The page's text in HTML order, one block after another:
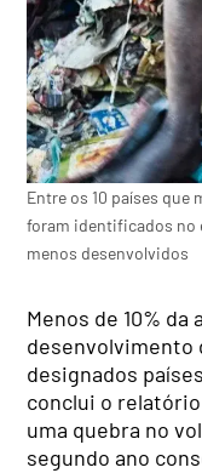
Entre os 10 países que
foram identificados no
menos desenvolvidos
Menos de 10% da
desenvolvimento
designados
conclui o
uma quebra no
segundo ano